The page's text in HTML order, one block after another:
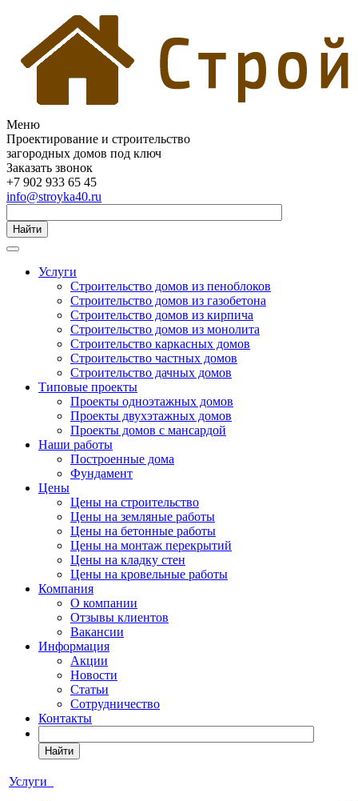
Меню
Проектирование и строительство
загородных домов под ключ
Заказать звонок
+7 902 933 65 45
info@stroyka40.ru
Найти
Услуги
Строительство домов из пеноблоков
Строительство домов из газобетона
Строительство домов из кирпича
Строительство домов из монолита
Строительство каркасных домов
Строительство частных домов
Строительство дачных домов
Типовые проекты
Проекты одноэтажных домов
Проекты двухэтажных домов
Проекты домов с мансардой
Наши работы
Построенные дома
Фундамент
Цены
Цены на строительство
Цены на земляные работы
Цены на бетонные работы
Цены на монтаж перекрытий
Цены на кладку стен
Цены на кровельные работы
Компания
О компании
Отзывы клиентов
Вакансии
Информация
Акции
Новости
Статьи
Сотрудничество
Контакты
Найти
Услуги